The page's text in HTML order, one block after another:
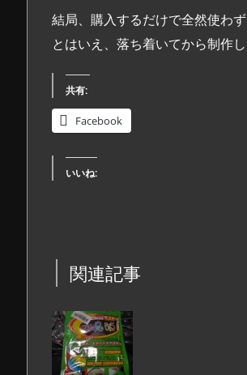
結局、購入するだけで全然使わ
とはいえ、落ち着いてから制作
共有:
Facebook
いいね:
関連記事